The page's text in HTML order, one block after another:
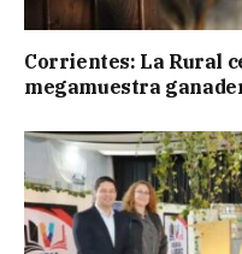
Corrientes: La Rural
megamuestra